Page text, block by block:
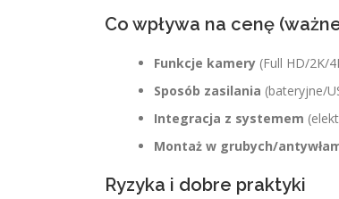
Co wpływa na cenę
Funkcje kamery (Full HD/2K/
Sposób zasilania (bateryjne/
Integracja z systemem
Montaż w grubych/
Ryzyka i dobre praktyki